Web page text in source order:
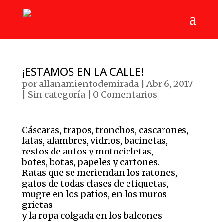
¡ESTAMOS EN LA CALLE!
por allanamientodemirada| Abr 6, 2017
Sin categoría| 0 Comentarios
Cáscaras, trapos, tronchos, cascarones,
latas, alambres, vidrios, bacinetas,
restos de autos y motocicletas,
botes, botas, papeles y cartones.
Ratas que se meriendan los ratones,
gatos de todas clases de etiquetas,
mugre en los patios, en los muros
grietas
y la ropa colgada en los balcones.